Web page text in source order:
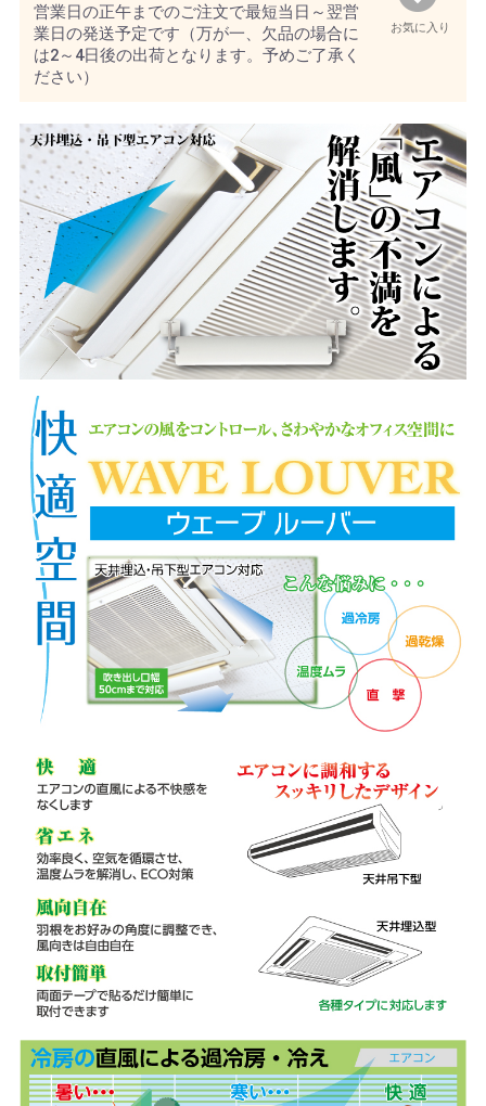
お気に入り
営業日の正午までのご注文で最短当日～翌営
業日の発送予定です（万が一、欠品の場合に
は2～4日後の出荷となります。予めご了承く
ださい）